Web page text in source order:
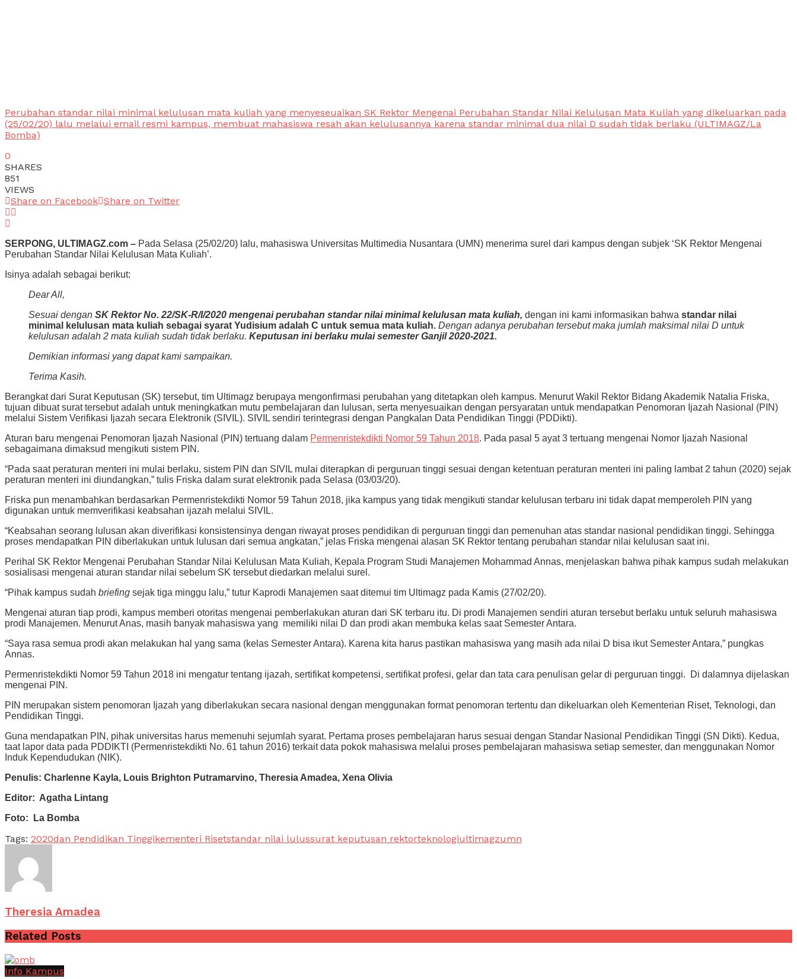
Perubahan standar nilai minimal kelulusan mata kuliah yang menyeseuaikan SK Rektor Mengenai Perubahan Standar Nilai Kelulusan Mata Kuliah yang dikeluarkan pada
(25/02/20) lalu melalui email resmi kampus, membuat mahasiswa resah akan kelulusannya karena standar minimal dua nilai D sudah tidak berlaku (ULTIMAGZ/La
Bomba)
0
SHARES
851
VIEWS
Share on Facebook Share on Twitter
SERPONG, ULTIMAGZ.com – Pada Selasa (25/02/20) lalu, mahasiswa Universitas Multimedia Nusantara (UMN) menerima surel dari kampus dengan subjek ‘SK Rektor Mengenai
Perubahan Standar Nilai Kelulusan Mata Kuliah’.
Isinya adalah sebagai berikut:
Dear All,
Sesuai dengan SK Rektor No. 22/SK-R/I/2020 mengenai perubahan standar nilai minimal kelulusan mata kuliah, dengan ini kami informasikan bahwa standar nilai
minimal kelulusan mata kuliah sebagai syarat Yudisium adalah C untuk semua mata kuliah. Dengan adanya perubahan tersebut maka jumlah maksimal nilai D untuk
kelulusan adalah 2 mata kuliah sudah tidak berlaku. Keputusan ini berlaku mulai semester Ganjil 2020-2021.
Demikian informasi yang dapat kami sampaikan.
Terima Kasih.
Berangkat dari Surat Keputusan (SK) tersebut, tim Ultimagz berupaya mengonfirmasi perubahan yang ditetapkan oleh kampus. Menurut Wakil Rektor Bidang Akademik Natalia Friska,
tujuan dibuat surat tersebut adalah untuk meningkatkan mutu pembelajaran dan lulusan, serta menyesuaikan dengan persyaratan untuk mendapatkan Penomoran Ijazah Nasional (PIN)
melalui Sistem Verifikasi Ijazah secara Elektronik (SIVIL). SIVIL sendiri terintegrasi dengan Pangkalan Data Pendidikan Tinggi (PDDikti).
Aturan baru mengenai Penomoran Ijazah Nasional (PIN) tertuang dalam Permenristekdikti Nomor 59 Tahun 2018. Pada pasal 5 ayat 3 tertuang mengenai Nomor Ijazah Nasional
sebagaimana dimaksud mengikuti sistem PIN.
“Pada saat peraturan menteri ini mulai berlaku, sistem PIN dan SIVIL mulai diterapkan di perguruan tinggi sesuai dengan ketentuan peraturan menteri ini paling lambat 2 tahun (2020) sejak
peraturan menteri ini diundangkan,” tulis Friska dalam surat elektronik pada Selasa (03/03/20).
Friska pun menambahkan berdasarkan Permenristekdikti Nomor 59 Tahun 2018, jika kampus yang tidak mengikuti standar kelulusan terbaru ini tidak dapat memperoleh PIN yang
digunakan untuk memverifikasi keabsahan ijazah melalui SIVIL.
“Keabsahan seorang lulusan akan diverifikasi konsistensinya dengan riwayat proses pendidikan di perguruan tinggi dan pemenuhan atas standar nasional pendidikan tinggi. Sehingga
proses mendapatkan PIN diberlakukan untuk lulusan dari semua angkatan,” jelas Friska mengenai alasan SK Rektor tentang perubahan standar nilai kelulusan saat ini.
Perihal SK Rektor Mengenai Perubahan Standar Nilai Kelulusan Mata Kuliah, Kepala Program Studi Manajemen Mohammad Annas, menjelaskan bahwa pihak kampus sudah melakukan
sosialisasi mengenai aturan standar nilai sebelum SK tersebut diedarkan melalui surel.
“Pihak kampus sudah briefing sejak tiga minggu lalu,” tutur Kaprodi Manajemen saat ditemui tim Ultimagz pada Kamis (27/02/20).
Mengenai aturan tiap prodi, kampus memberi otoritas mengenai pemberlakukan aturan dari SK terbaru itu. Di prodi Manajemen sendiri aturan tersebut berlaku untuk seluruh mahasiswa
prodi Manajemen. Menurut Anas, masih banyak mahasiswa yang memiliki nilai D dan prodi akan membuka kelas saat Semester Antara.
“Saya rasa semua prodi akan melakukan hal yang sama (kelas Semester Antara). Karena kita harus pastikan mahasiswa yang masih ada nilai D bisa ikut Semester Antara,” pungkas
Annas.
Permenristekdikti Nomor 59 Tahun 2018 ini mengatur tentang ijazah, sertifikat kompetensi, sertifikat profesi, gelar dan tata cara penulisan gelar di perguruan tinggi. Di dalamnya dijelaskan
mengenai PIN.
PIN merupakan sistem penomoran Ijazah yang diberlakukan secara nasional dengan menggunakan format penomoran tertentu dan dikeluarkan oleh Kementerian Riset, Teknologi, dan
Pendidikan Tinggi.
Guna mendapatkan PIN, pihak universitas harus memenuhi sejumlah syarat. Pertama proses pembelajaran harus sesuai dengan Standar Nasional Pendidikan Tinggi (SN Dikti). Kedua,
taat lapor data pada PDDIKTI (Permenristekdikti No. 61 tahun 2016) terkait data pokok mahasiswa melalui proses pembelajaran mahasiswa setiap semester, dan menggunakan Nomor
Induk Kependudukan (NIK).
Penulis: Charlenne Kayla, Louis Brighton Putramarvino, Theresia Amadea, Xena Olivia
Editor: Agatha Lintang
Foto: La Bomba
Tags: 2020dan Pendidikan Tinggikementeri Risetstandar nilai lulussurat keputusan rektorteknologiultimagzumn
Theresia Amadea
Related Posts
Info Kampus